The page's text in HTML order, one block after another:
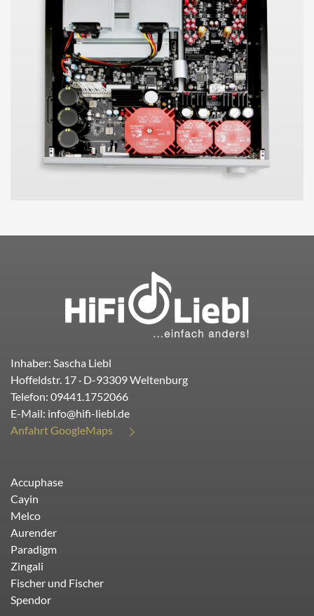
Inhaber: Sascha Liebl
Hoffeldstr. 17 · D-93309Weltenburg
Telefon: 09441.1752066
E-Mail: info@hifi-liebl.de
Anfahrt GoogleMaps
Accuphase
Cayin
Melco
Aurender
Paradigm
Zingali
Fischer und Fischer
Spendor